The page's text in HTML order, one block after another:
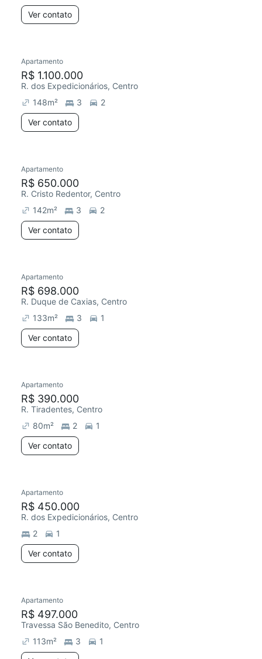
Ver contato
Apartamento
R$ 1.100.000
R. dos Expedicionários, Centro
148m² 3
2
Ver contato
Apartamento
R$ 650.000
R. Cristo Redentor, Centro
142m² 3
2
Ver contato
Apartamento
R$ 698.000
R. Duque de Caxias, Centro
133m² 3
1
Ver contato
Apartamento
R$ 390.000
R. Tiradentes, Centro
80m² 2
1
Ver contato
Apartamento
R$ 450.000
R. dos Expedicionários, Centro
2
1
Ver contato
Apartamento
R$ 497.000
Travessa São Benedito, Centro
113m² 3
1